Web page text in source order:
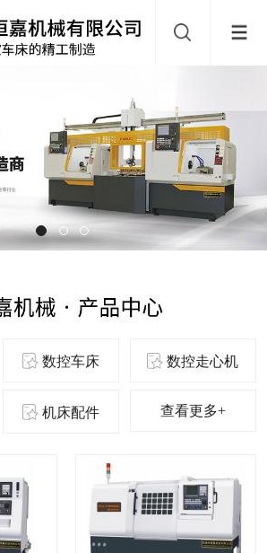
数控车床 数控走心机
机床配件 查看更多+